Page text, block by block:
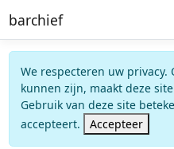
barchief
We respecteren uw
kunnen zijn, maakt deze
Gebruik van deze site
accepteert.
Accepteer